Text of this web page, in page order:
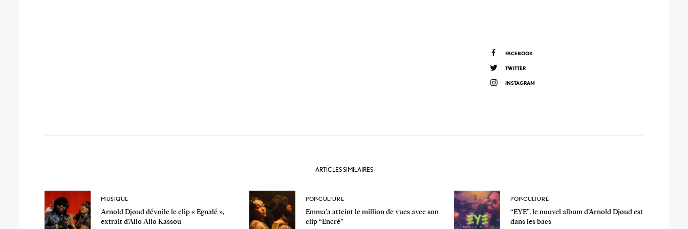
FACEBOOK
TWITTER
INSTAGRAM
ARTICLES SIMILAIRES
MUSIQUE
Arnold Djoud dévoile le clip « Egnalé »,
extrait d’Allo Allo Kassou
POP-CULTURE
Emma’a atteint le million de vues avec son
clip “Encré”
POP-CULTURE
“EYE”, le nouvel album d’Arnold Djoud est
dans les bacs